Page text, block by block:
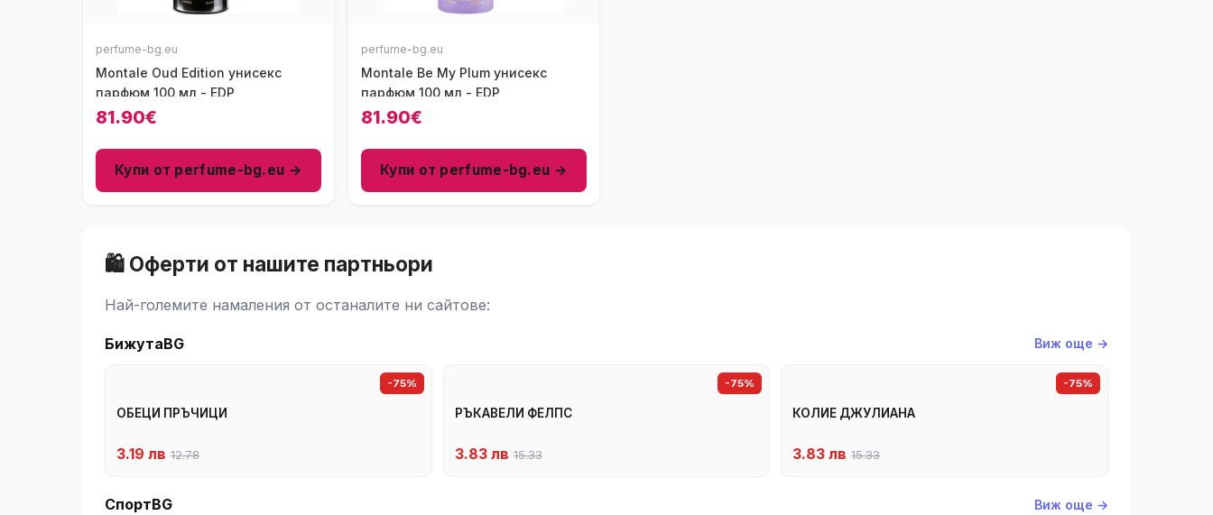
perfume-bg.eu
Montale Oud Edition унисекс
парфюм 100 мл - EDP
81.90€
Купи от perfume-bg.eu →
perfume-bg.eu
Montale Be My Plum унисекс
парфюм 100 мл - EDP
81.90€
Купи от perfume-bg.eu →
🛍️ Оферти от нашите партньори
Най-големите намаления от останалите ни сайтове:
БижутаBG Виж още →
-75%
ОБЕЦИ ПРЪЧИЦИ
3.19 лв 12.78
-75%
РЪКАВЕЛИ ФЕЛПС
3.83 лв 15.33
-75%
КОЛИЕ ДЖУЛИАНА
3.83 лв 15.33
СпортBG Виж още →